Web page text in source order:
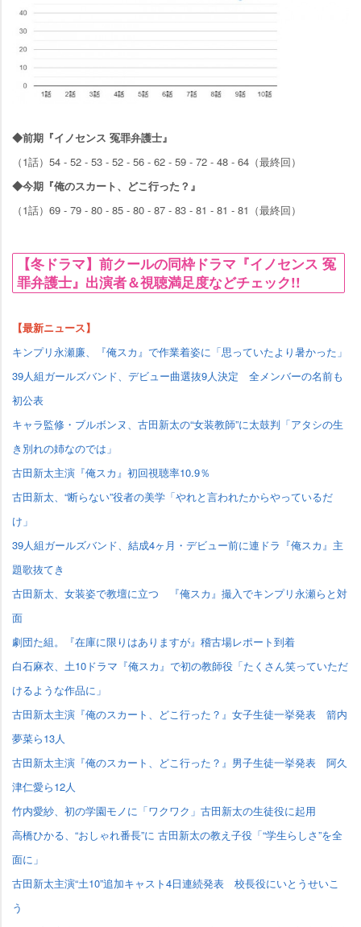
◆前期『イノセンス 冤罪弁護士』
（1話）54 - 52 - 53 - 52 - 56 - 62 - 59 - 72 - 48 - 64（最終回）
◆今期『俺のスカート、どこ行った？』
（1話）69 - 79 - 80 - 85 - 80 - 87 - 83 - 81 - 81 - 81（最終回）
【冬ドラマ】前クールの同枠ドラマ『イノセンス 冤
罪弁護士』出演者＆視聴満足度などチェック!!
【最新ニュース】
キンプリ永瀬廉、『俺スカ』で作業着姿に「思っていたより暑かった」
39人組ガールズバンド、デビュー曲選抜9人決定 全メンバーの名前も
初公表
キャラ監修・ブルボンヌ、古田新太の“女装教師”に太鼓判「アタシの生
き別れの姉なのでは」
古田新太主演『俺スカ』初回視聴率10.9％
古田新太、“断らない”役者の美学「やれと言われたからやっているだ
け」
39人組ガールズバンド、結成4ヶ月・デビュー前に連ドラ『俺スカ』主
題歌抜てき
古田新太、女装姿で教壇に立つ 『俺スカ』撮入でキンプリ永瀬らと対
面
劇団た組。『在庫に限りはありますが』稽古場レポート到着
白石麻衣、土10ドラマ『俺スカ』で初の教師役「たくさん笑っていただ
けるような作品に」
古田新太主演『俺のスカート、どこ行った？』女子生徒一挙発表 箭内
夢菜ら13人
古田新太主演『俺のスカート、どこ行った？』男子生徒一挙発表 阿久
津仁愛ら12人
竹内愛紗、初の学園モノに「ワクワク」古田新太の生徒役に起用
高橋ひかる、“おしゃれ番長”に 古田新太の教え子役「“学生らしさ”を全
面に」
古田新太主演“土10”追加キャスト4日連続発表 校長役にいとうせいこ
う